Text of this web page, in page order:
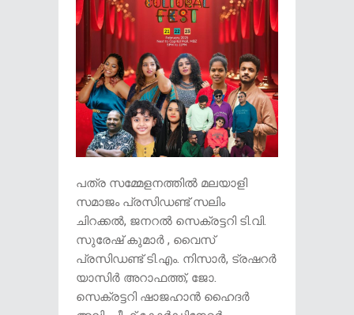
പത്ര സമ്മേളനത്തിൽ മലയാളി
സമാജം പ്രസിഡണ്ട് സലിം
ചിറക്കൽ, ജനറൽ സെക്രട്ടറി ടി.വി.
സുരേഷ് കുമാർ , വൈസ്
പ്രസിഡണ്ട് ടി.എം. നിസാർ, ട്രഷറർ
യാസിർ അറാഫത്ത്, ജോ.
സെക്രട്ടറി ഷാജഹാൻ ഹൈദർ